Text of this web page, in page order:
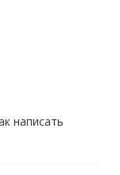
написать